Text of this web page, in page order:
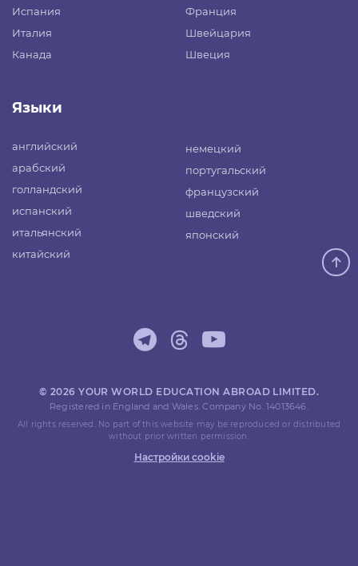
Испания
Италия
Канада
Франция
Швейцария
Швеция
Языки
английский
арабский
голландский
испанский
итальянский
китайский
немецкий
португальский
французский
шведский
японский
© 2026 YOUR WORLD EDUCATION ABROAD LIMITED.
Registered in England and Wales. Company No. 14013646.
All rights reserved. No part of this website may be reproduced or distributed
without prior written permission.
Настройки cookie